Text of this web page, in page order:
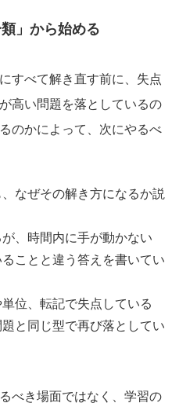
」から始める
すべて解き直す前に、失点
高い問題を落としているの
のかによって、次にやるべ
なぜその解き方になるか説
、時間内に手が動かない
ことと違う答えを書いてい
位、転記で失点している
と同じ型で再び落としてい
べき場面ではなく、学習の